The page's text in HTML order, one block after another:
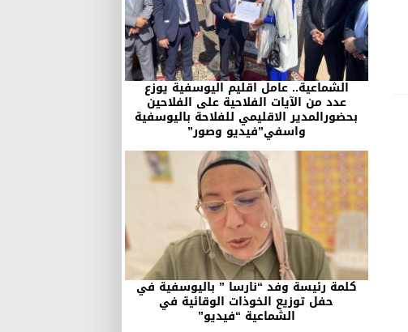
الشماعية.. عامل اقليم اليوسفية يوزع
عدد من الآيات الفلاحية على الفلاحين
بحضورالمدير الاقليمي للفلاحة باليوسفية
واسفي”فيديو وصور”
كلمة رئيسة وفد “نارسا ” باليوسفية في
حفل توزيع الخوذات الوقائية في
الشماعية “فيديو”